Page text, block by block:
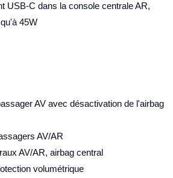
USB-C dans la console centrale AR,
45W
AV avec désactivation de l'airbag
AV/AR
AV/AR, airbag central
volumétrique